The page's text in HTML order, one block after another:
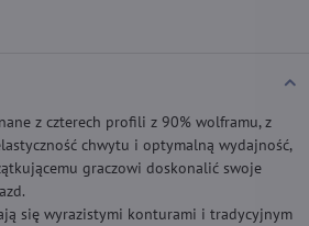
z czterech profili z 90% wolframu, z
chwytu i optymalną wydajność,
graczowi doskonalić swoje
się wyrazistymi konturami i tradycyjnym